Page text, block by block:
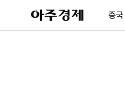
아
주
제
중국